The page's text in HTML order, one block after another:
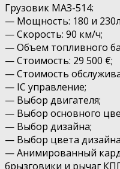
Грузовик МАЗ-514:
— Мощность: 180 и
— Скорость: 90 км/ч;
— Объем топливного
— Стоимость: 29 500 €;
— Стоимость
— IC управление;
— Выбор двигателя;
— Выбор основного
— Выбор дизайна;
— Выбор цвета
— Анимированный
брызговики и рычаг